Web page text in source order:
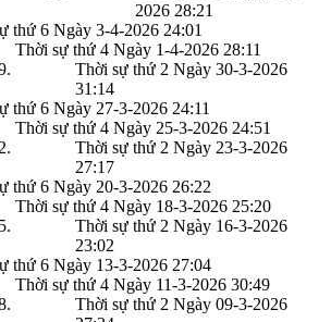
2026 28:21
thứ 6 Ngày 3-4-2026 24:01
Thời sự thứ 4 Ngày 1-4-2026 28:11
Thời sự thứ 2 Ngày 30-3-2026
31:14
thứ 6 Ngày 27-3-2026 24:11
Thời sự thứ 4 Ngày 25-3-2026 24:51
Thời sự thứ 2 Ngày 23-3-2026
27:17
thứ 6 Ngày 20-3-2026 26:22
Thời sự thứ 4 Ngày 18-3-2026 25:20
Thời sự thứ 2 Ngày 16-3-2026
23:02
thứ 6 Ngày 13-3-2026 27:04
Thời sự thứ 4 Ngày 11-3-2026 30:49
Thời sự thứ 2 Ngày 09-3-2026